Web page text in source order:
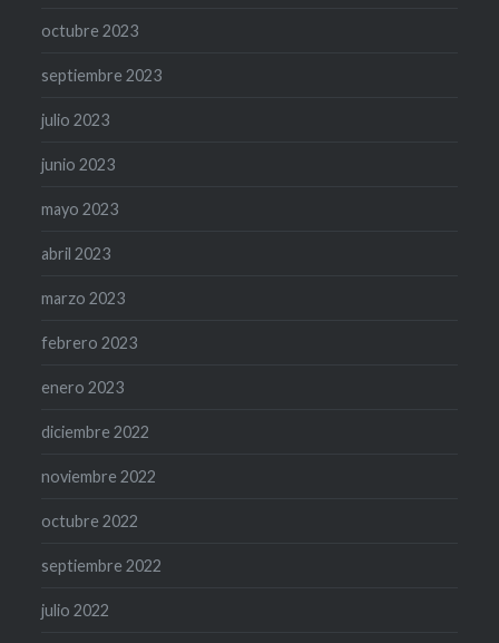
octubre 2023
septiembre 2023
julio 2023
junio 2023
mayo 2023
abril 2023
marzo 2023
febrero 2023
enero 2023
diciembre 2022
noviembre 2022
octubre 2022
septiembre 2022
julio 2022